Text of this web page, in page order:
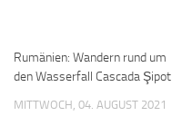
Rumänien: Wandern rund um
den Wasserfall Cascada Şipot
MITTWOCH, 04. AUGUST 2021